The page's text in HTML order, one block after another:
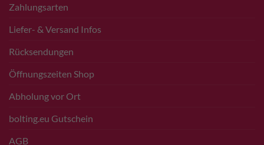
Zahlungsarten
Liefer- & Versand Infos
Rücksendungen
Öffnungszeiten Shop
Abholung vor Ort
bolting.eu Gutschein
AGB